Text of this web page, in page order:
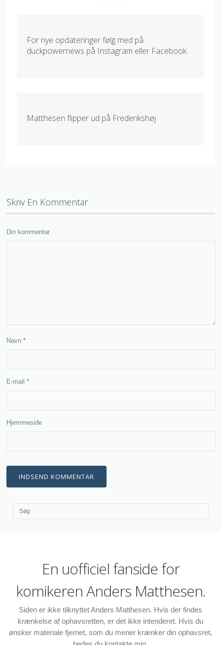
For nye opdateringer følg med på
duckpowernews på Instagram eller Facebook
Matthesen flipper ud på Frederikshøj
Skriv En Kommentar
Din kommentar
Navn*
E-mail*
Hjemmeside
En uofficiel fanside for
komikeren Anders Matthesen.
Siden er ikke tilknyttet Anders Matthesen. Hvis der findes
krænkelse af ophavsretten, er det ikke intenderet. Hvis du
ønsker materiale fjernet, som du mener krænker din ophavsret,